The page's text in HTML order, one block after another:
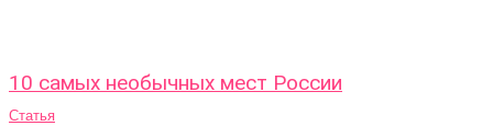
10 самых необычных мест России
Статья